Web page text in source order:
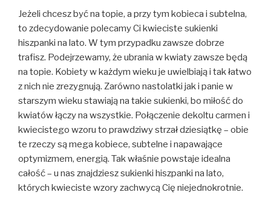
Jeżeli chcesz być na topie, a przy tym kobieca i subtelna,
to zdecydowanie polecamy Ci kwieciste sukienki
hiszpanki na lato. W tym przypadku zawsze dobrze
trafisz. Podejrzewamy, że ubrania w kwiaty zawsze będą
na topie. Kobiety w każdym wieku je uwielbiają i tak łatwo
z nich nie zrezygnują. Zarówno nastolatki jak i panie w
starszym wieku stawiają na takie sukienki, bo miłość do
kwiatów łączy na wszystkie. Połączenie dekoltu carmen i
kwiecistego wzoru to prawdziwy strzał dziesiątkę – obie
te rzeczy są mega kobiece, subtelne i napawające
optymizmem, energią. Tak właśnie powstaje idealna
całość – u nas znajdziesz sukienki hiszpanki na lato,
których kwieciste wzory zachwycą Cię niejednokrotnie.